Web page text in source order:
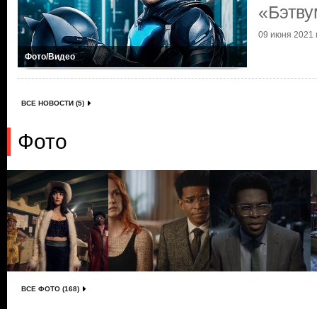
Фото/Видео
09 июня 2021
ВСЕ НОВОСТИ (5)
Фото
ВСЕ ФОТО (168)